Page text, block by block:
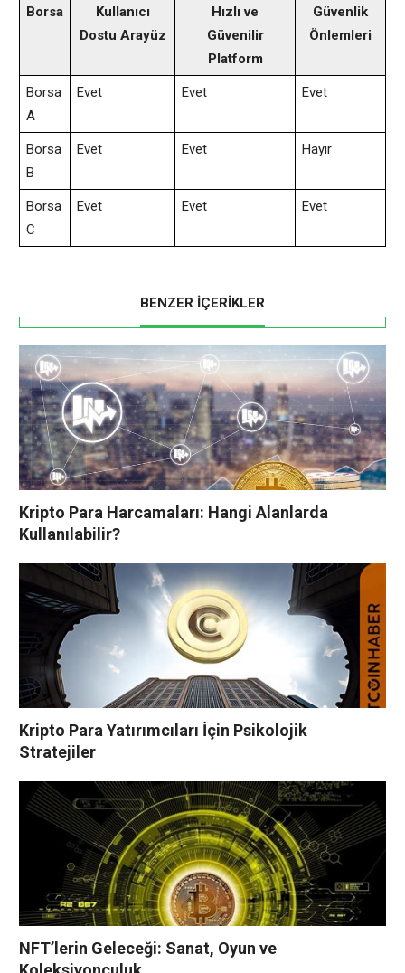
Borsa
Kullanıcı
Dostu Arayüz
Hızlı ve
Güvenilir
Platform
Güvenlik
Önlemleri
Borsa
A
Evet Evet Evet
Borsa
B
Evet Evet Hayır
Borsa
C
Evet Evet Evet
BENZER İÇERİKLER
Kripto Para Harcamaları: Hangi Alanlarda
Kullanılabilir?
Kripto Para Yatırımcıları İçin Psikolojik
Stratejiler
NFT’lerin Geleceği: Sanat, Oyun ve